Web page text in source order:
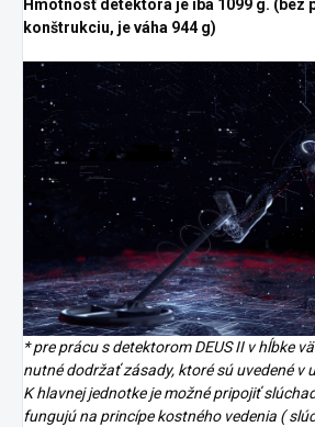
Hmotnosť detektora je iba 1099 g. (bez
konštrukciu, je váha 944 g)
* pre prácu s detektorom DEUS II v hĺbke
nutné dodržať zásady, ktoré sú uvedené v
K hlavnej jednotke je možné pripojiť
fungujú na princípe kostného vedenia (